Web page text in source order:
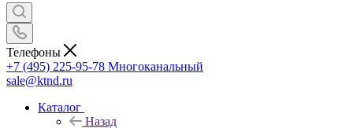
Телефоны
+7 (495) 225-95-78 Многоканальный
sale@ktnd.ru
Каталог
Назад